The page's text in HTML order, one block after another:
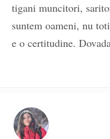
tigani muncitori,
suntem oameni, nu
e o certitudine.